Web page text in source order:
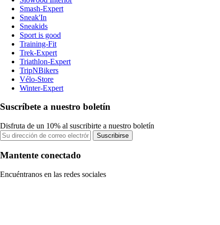
Smash-Expert
Sneak'In
Sneakids
Sport is good
Training-Fit
Trek-Expert
Triathlon-Expert
TripNBikers
Vélo-Store
Winter-Expert
Suscríbete a nuestro boletín
Disfruta de un 10% al suscribirte a nuestro boletín
Suscribirse
Mantente conectado
Encuéntranos en las redes sociales